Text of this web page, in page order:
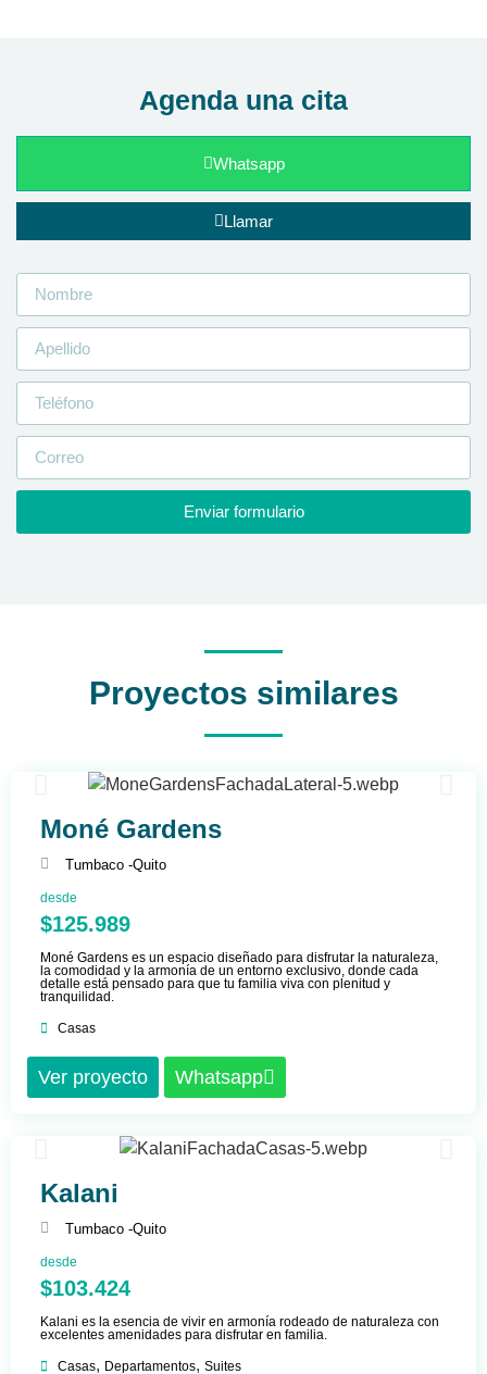
Agenda una cita
Whatsapp
Llamar
Enviar formulario
Proyectos similares
Moné Gardens
Tumbaco -Quito
desde
$125.989
Moné Gardens es un espacio diseñado para disfrutar la naturaleza,
la comodidad y la armonía de un entorno exclusivo, donde cada
detalle está pensado para que tu familia viva con plenitud y
tranquilidad.
Casas
Ver proyecto Whatsapp
Kalani
Tumbaco -Quito
desde
$103.424
Kalani es la esencia de vivir en armonía rodeado de naturaleza con
excelentes amenidades para disfrutar en familia.
Casas, Departamentos, Suites